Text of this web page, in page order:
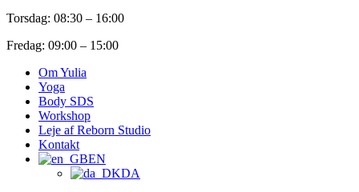
Torsdag: 08:30 – 16:00
Fredag: 09:00 – 15:00
Om Yulia
Yoga
Body SDS
Workshop
Leje af Reborn Studio
Kontakt
EN
DA